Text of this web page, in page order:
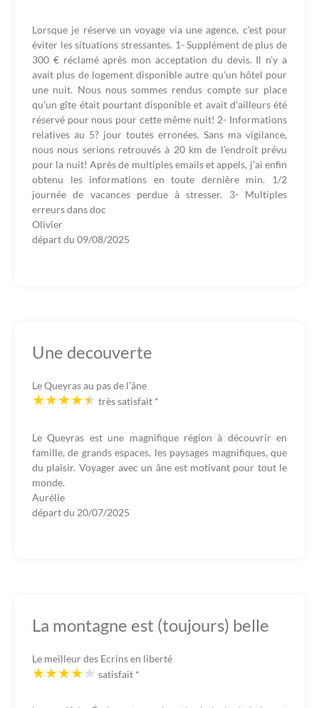
Lorsque je réserve un voyage via une agence, c’est pour
éviter les situations stressantes. 1- Supplément de plus de
300 € réclamé après mon acceptation du devis. Il n'y a
avait plus de logement disponible autre qu'un hôtel pour
une nuit. Nous nous sommes rendus compte sur place
qu'un gîte était pourtant disponible et avait d'ailleurs été
réservé pour nous pour cette même nuit! 2- Informations
relatives au 5? jour toutes erronées. Sans ma vigilance,
nous nous serions retrouvés à 20 km de l’endroit prévu
pour la nuit! Après de multiples emails et appels, j’ai enfin
obtenu les informations en toute dernière min. 1/2
journée de vacances perdue à stresser. 3- Multiples
erreurs dans doc
Olivier
départ du 09/08/2025
Une decouverte
Le Queyras au pas de l’âne
très satisfait *
Le Queyras est une magnifique région à découvrir en
famille, de grands espaces, les paysages magnifiques, que
du plaisir. Voyager avec un âne est motivant pour tout le
monde.
Aurélie
départ du 20/07/2025
La montagne est (toujours) belle
Le meilleur des Ecrins en liberté
satisfait *